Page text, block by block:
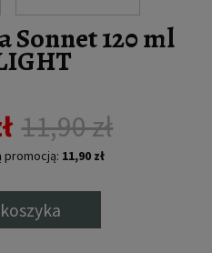
Sonnet 120 ml
11,90 zł
promocją: 11,90 zł